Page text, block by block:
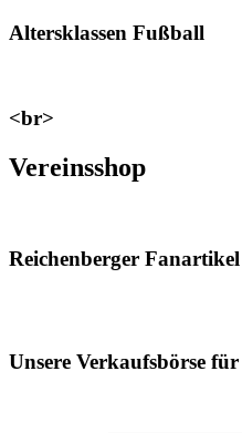
Altersklassen Fußball
<br>
Vereinsshop
Reichenberger
Unsere Verkaufsbörse